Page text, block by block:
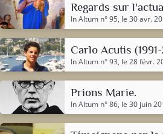
Regards sur
In Altum n° 95, le 30 avr.
Carlo Acutis
In Altum n° 93, le 28 févr.
Prions Marie.
In Altum n° 86, le 30 juin